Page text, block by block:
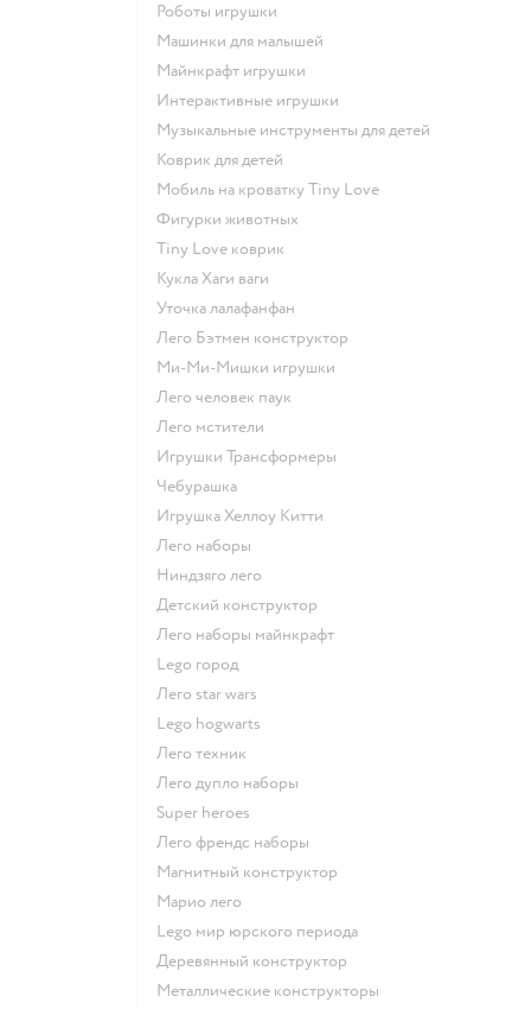
Роботы игрушки
Машинки для малышей
Майнкрафт игрушки
Интерактивные игрушки
Музыкальные инструменты для детей
Коврик для детей
Мобиль на кроватку Tiny Love
Фигурки животных
Tiny Love коврик
Кукла Хаги ваги
Уточка лалафанфан
Лего Бэтмен конструктор
Ми-Ми-Мишки игрушки
Лего человек паук
Лего мстители
Игрушки Трансформеры
Чебурашка
Игрушка Хеллоу Китти
Лего наборы
Ниндзяго лего
Детский конструктор
Лего наборы майнкрафт
Lego город
Лего star wars
Lego hogwarts
Лего техник
Лего дупло наборы
Super heroes
Лего френдс наборы
Магнитный конструктор
Марио лего
Lego мир юрского периода
Деревянный конструктор
Металлические конструкторы